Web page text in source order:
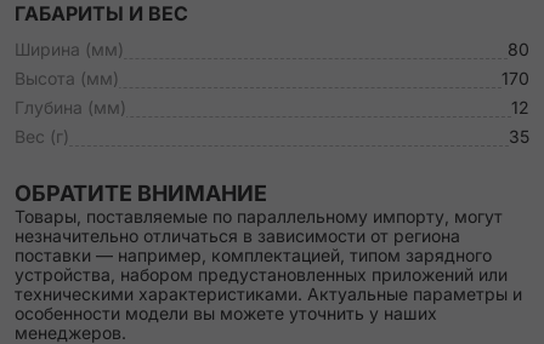
ГАБАРИТЫ И ВЕС
Ширина (мм)
80
Высота (мм)
170
Глубина (мм)
12
Вес (г)
35
ОБРАТИТЕ ВНИМАНИЕ
Товары, поставляемые по параллельному импорту, могут
незначительно отличаться в зависимости от региона
поставки — например, комплектацией, типом зарядного
устройства, набором предустановленных приложений или
техническими характеристиками. Актуальные параметры и
особенности модели вы можете уточнить у наших
менеджеров.